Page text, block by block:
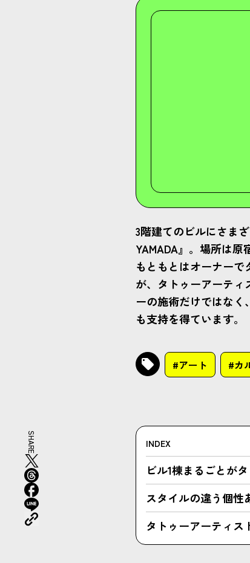
3階建てのビルにさま
YAMADA』。場所は
もともとはオーナー
が、タトゥーアーティ
ーの施術だけではな
も支持を得ています。
#アート #カ
SHARE INDEX
ビル1棟まるごとが
スタイルの違う個性
タトゥーアーティス